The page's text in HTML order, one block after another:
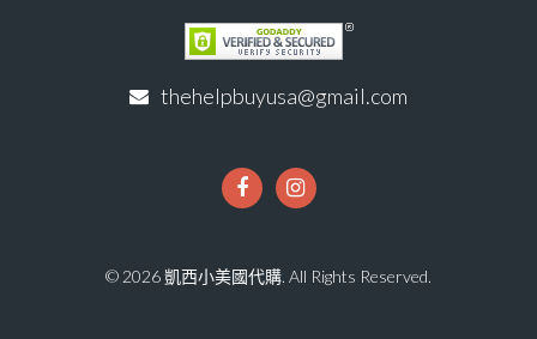
thehelpbuyusa@gmail.com
© 2026 凱西小美國代購. All Rights Reserved.